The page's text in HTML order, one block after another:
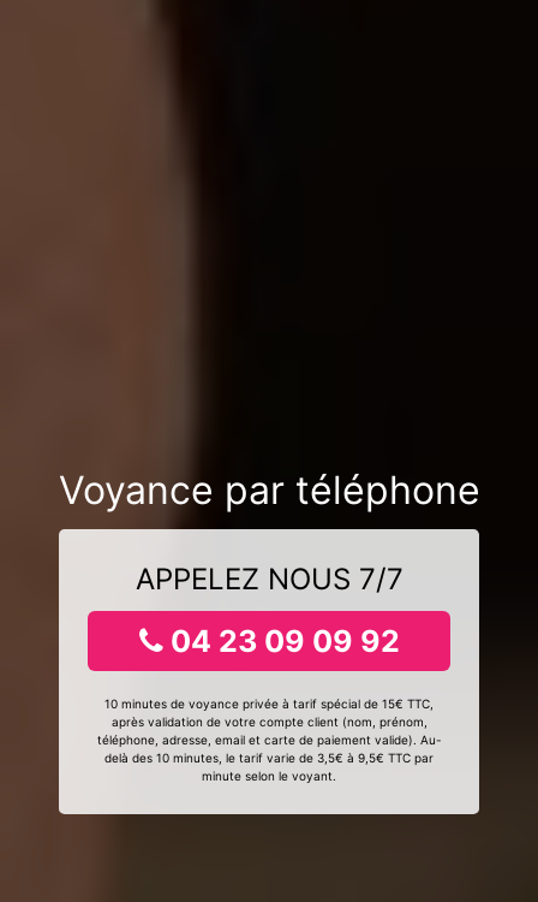
Voyance par téléphone
APPELEZ NOUS 7/7
04 23 09 09 92
10 minutes de voyance privée à tarif spécial de 15€ TTC,
après validation de votre compte client (nom, prénom,
téléphone, adresse, email et carte de paiement valide). Au-
delà des 10 minutes, le tarif varie de 3,5€ à 9,5€ TTC par
minute selon le voyant.